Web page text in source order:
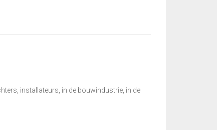
installateurs, in de bouwindustrie, in de